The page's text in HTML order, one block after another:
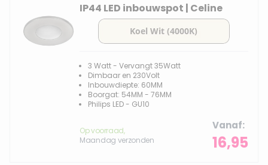
IP44 LED inbouwspot | Celine
3 Watt - Vervangt 35Watt
Dimbaar en 230Volt
Inbouwdiepte: 60MM
Boorgat: 54MM - 76MM
Philips LED - GU10
Op voorraad,
Maandag verzonden
Vanaf
16,95